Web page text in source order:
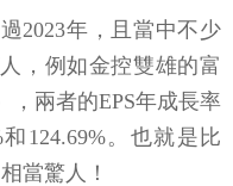
2023年，且當中不少
，例如金控雙雄的富
，兩者的EPS年成長率
124.69%。也就是比
當驚人！